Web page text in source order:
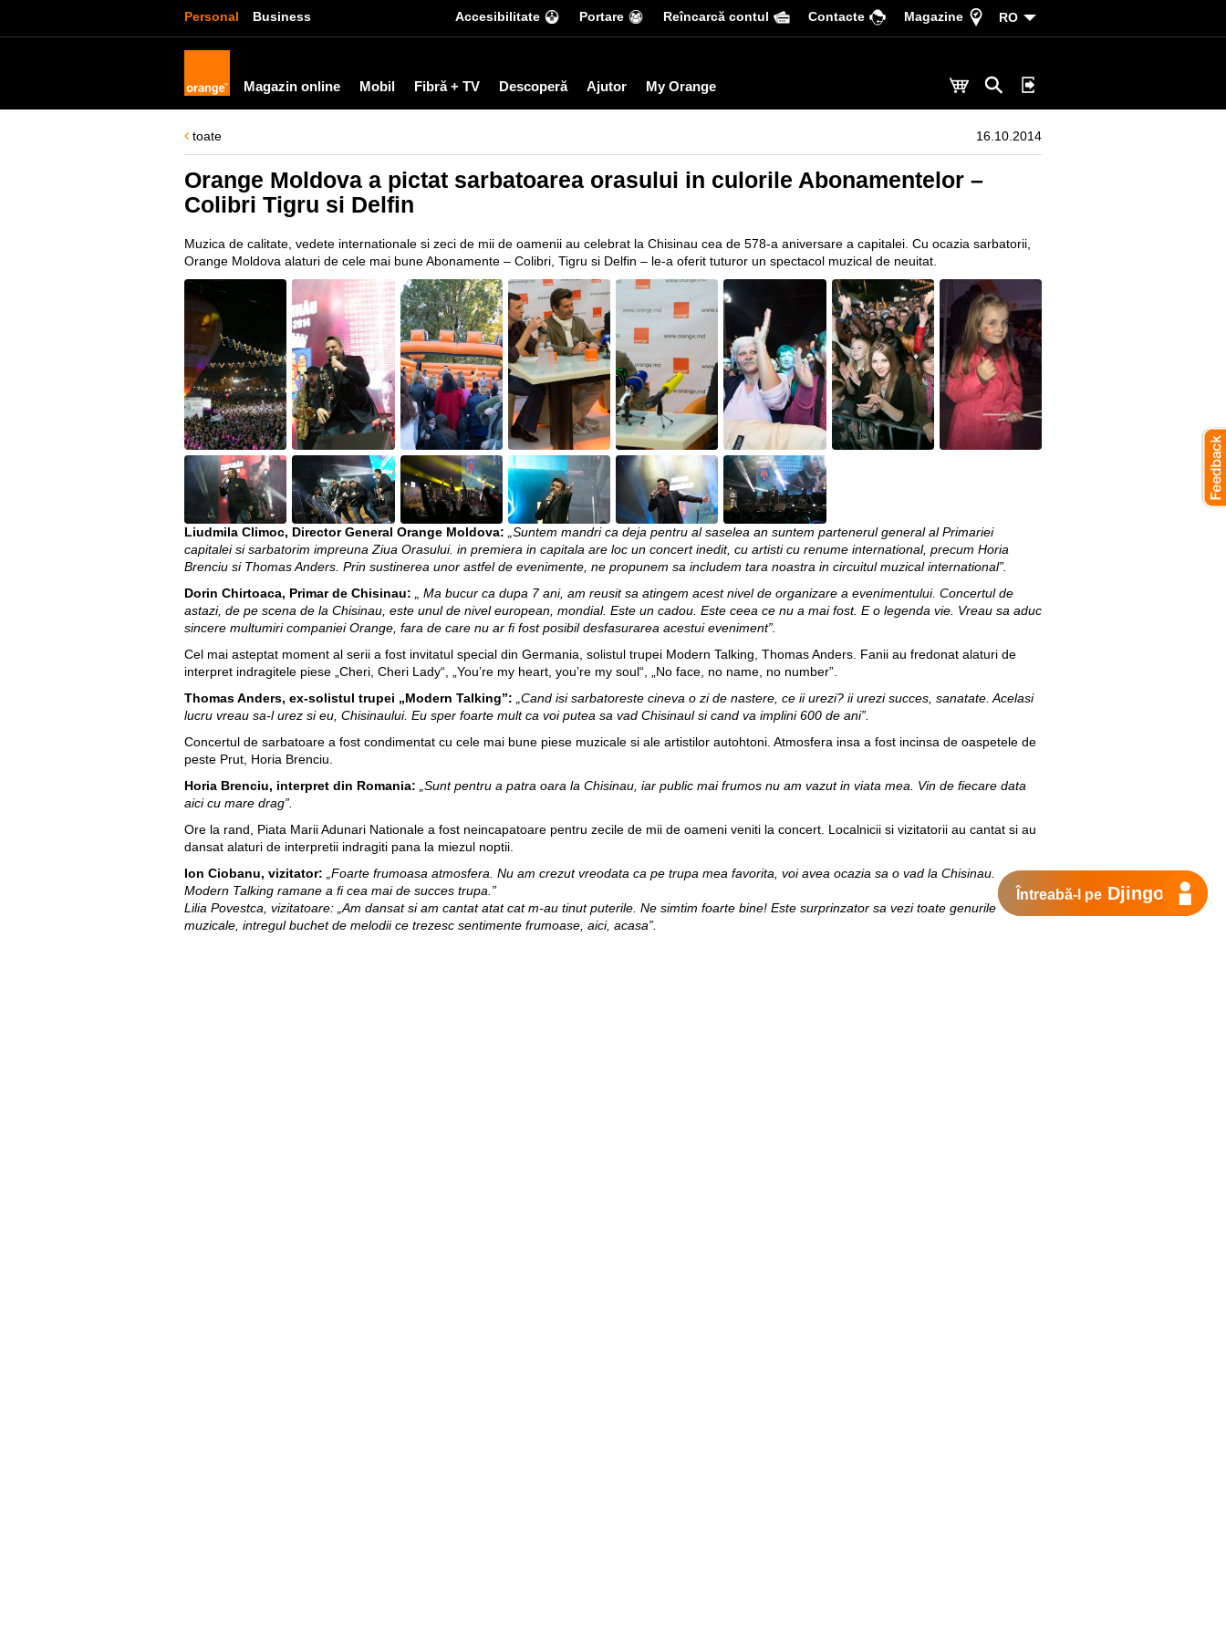
Personal Business Accesibilitate Portare Reîncarcă contul Сontacte Magazine RO
Magazin online Mobil Fibră + TV Descoperă Ajutor My Orange
toate 16.10.2014
Orange Moldova a pictat sarbatoarea orasului in culorile Abonamentelor –
Colibri Tigru si Delfin
Muzica de calitate, vedete internationale si zeci de mii de oamenii au celebrat la Chisinau cea de 578-a aniversare a capitalei. Cu ocazia sarbatorii,
Orange Moldova alaturi de cele mai bune Abonamente – Colibri, Tigru si Delfin – le-a oferit tuturor un spectacol muzical de neuitat.
Liudmila Climoc, Director General Orange Moldova: „Suntem mandri ca deja pentru al saselea an suntem partenerul general al Primariei
capitalei si sarbatorim impreuna Ziua Orasului. in premiera in capitala are loc un concert inedit, cu artisti cu renume international, precum Horia
Brenciu si Thomas Anders. Prin sustinerea unor astfel de evenimente, ne propunem sa includem tara noastra in circuitul muzical international”.
Dorin Chirtoaca, Primar de Chisinau: „ Ma bucur ca dupa 7 ani, am reusit sa atingem acest nivel de organizare a evenimentului. Concertul de
astazi, de pe scena de la Chisinau, este unul de nivel european, mondial. Este un cadou. Este ceea ce nu a mai fost. E o legenda vie. Vreau sa aduc
sincere multumiri companiei Orange, fara de care nu ar fi fost posibil desfasurarea acestui eveniment”.
Cel mai asteptat moment al serii a fost invitatul special din Germania, solistul trupei Modern Talking, Thomas Anders. Fanii au fredonat alaturi de
interpret indragitele piese „Cheri, Cheri Lady“, „You’re my heart, you’re my soul“, „No face, no name, no number”.
Thomas Anders, ex-solistul trupei „Modern Talking”: „Cand isi sarbatoreste cineva o zi de nastere, ce ii urezi? ii urezi succes, sanatate. Acelasi
lucru vreau sa-l urez si eu, Chisinaului. Eu sper foarte mult ca voi putea sa vad Chisinaul si cand va implini 600 de ani”.
Concertul de sarbatoare a fost condimentat cu cele mai bune piese muzicale si ale artistilor autohtoni. Atmosfera insa a fost incinsa de oaspetele de
peste Prut, Horia Brenciu.
Horia Brenciu, interpret din Romania: „Sunt pentru a patra oara la Chisinau, iar public mai frumos nu am vazut in viata mea. Vin de fiecare data
aici cu mare drag”.
Ore la rand, Piata Marii Adunari Nationale a fost neincapatoare pentru zecile de mii de oameni veniti la concert. Localnicii si vizitatorii au cantat si au
dansat alaturi de interpretii indragiti pana la miezul noptii.
Ion Ciobanu, vizitator: „Foarte frumoasa atmosfera. Nu am crezut vreodata ca pe trupa mea favorita, voi avea ocazia sa o vad la Chisinau.
Modern Talking ramane a fi cea mai de succes trupa.”
Lilia Povestca, vizitatoare: „Am dansat si am cantat atat cat m-au tinut puterile. Ne simtim foarte bine! Este surprinzator sa vezi toate genurile
muzicale, intregul buchet de melodii ce trezesc sentimente frumoase, aici, acasa”.